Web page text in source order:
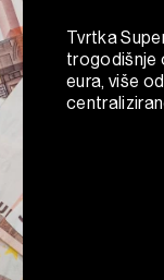
Tvrtka
trogodišnje
eura, više